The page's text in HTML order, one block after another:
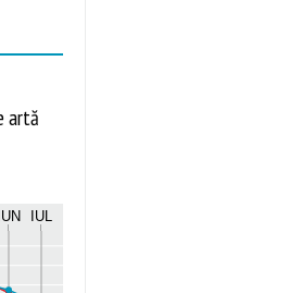
artă
IUN IUL